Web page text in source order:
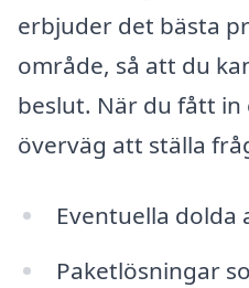
erbjuder det bästa
område, så att du
beslut. När du fått
överväg att ställa
Eventuella dolda
Paketlösningar